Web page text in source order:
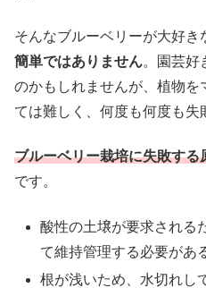
そんなブルーベリーが大好き
簡単ではありません。園芸好
のかもしれませんが、植物を
ては難しく、何度も何度も失
ブルーベリー栽培に失敗する
です。
酸性の土壌が要求される
て維持管理する必要があ
根が浅いため、水切れし